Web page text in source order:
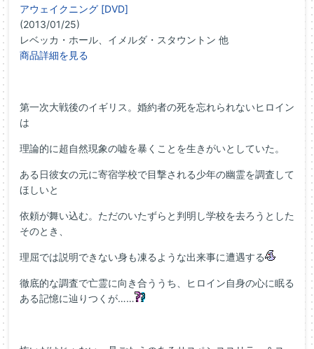
アウェイクニング [DVD]
(2013/01/25)
レベッカ・ホール、イメルダ・スタウントン 他
商品詳細を見る
第一次大戦後のイギリス。婚約者の死を忘れられないヒロイン
は
理論的に超自然現象の嘘を暴くことを生きがいとしていた。
ある日彼女の元に寄宿学校で目撃される少年の幽霊を調査して
ほしいと
依頼が舞い込む。ただのいたずらと判明し学校を去ろうとした
そのとき、
理屈では説明できない身も凍るような出来事に遭遇する
徹底的な調査で亡霊に向き合ううち、ヒロイン自身の心に眠る
ある記憶に辿りつくが……